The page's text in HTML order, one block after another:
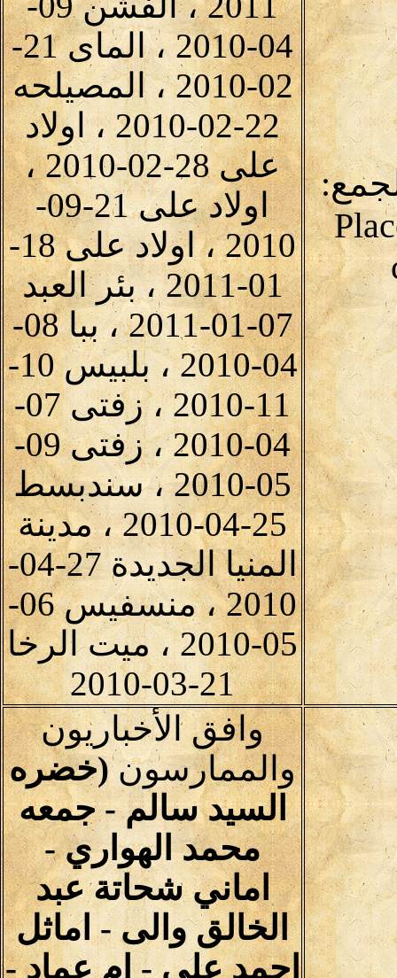
04-2010 ، الماى 21-
02-2010 ، المصيلحه
22-02-2010 ، اولاد
على 28-02-2010 ،
اولاد على 21-09-
2010 ، اولاد على 18-
01-2011 ، بئر العبد
07-01-2011 ، ببا 08-
04-2010 ، بلبيس 10-
11-2010 ، زفتى 07-
04-2010 ، زفتى 09-
05-2010 ، سندبسط
25-04-2010 ، مدينة
المنيا الجديدة 27-04-
2010 ، منسفيس 06-
05-2010 ، ميت الرخا
21-03-2010
وافق الأخباريون
والممارسون(خضره
السيد سالم - جمعه
محمد الهواري -
اماني شحاتة عبد
الخالق والى - اماثل
احمد على - ام عماد -